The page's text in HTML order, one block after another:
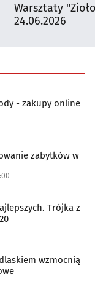
Warsztaty
24.06.2026
- zakupy online
zabytków w
Trójka z
wzmocnią